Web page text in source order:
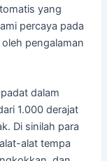
yang
percaya pada
pengalaman
dalam
1.000 derajat
Di sinilah para
alat tempa